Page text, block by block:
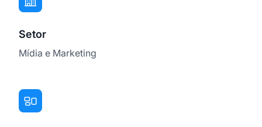
Setor
Mídia e Marketing